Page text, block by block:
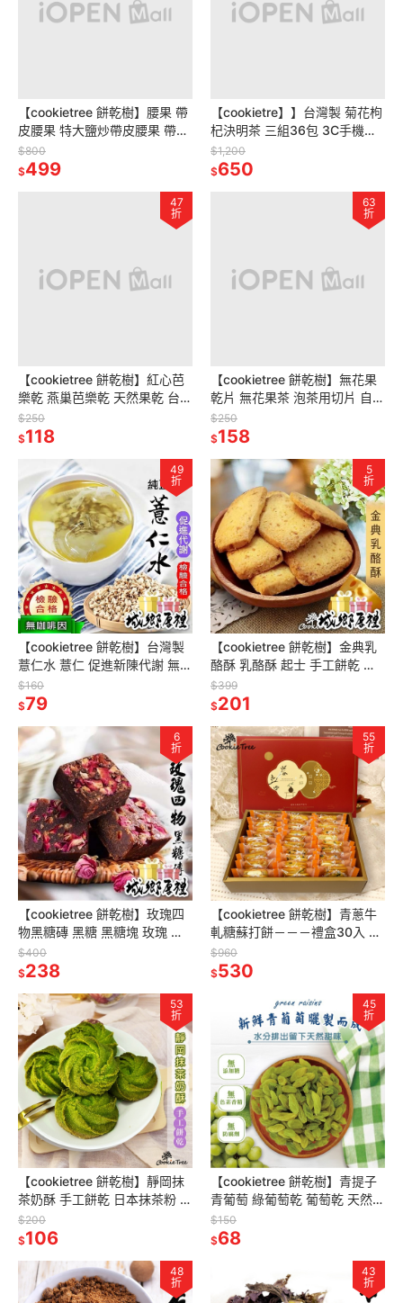
【cookietree 餅乾樹】腰果 帶
皮腰果 特大鹽炒帶皮腰果 帶膜
腰果 非油炸 低溫烘焙 營養豐富
越南
$800
$499
【cookietre】】台灣製 菊花枸
杞決明茶 三組36包 3C手機必
備 苗栗杭菊 無硫三角茶包枸杞
決明子天然養生
$1,200
$650
47
折
【cookietree 餅乾樹】紅心芭
樂乾 燕巢芭樂乾 天然果乾 台灣
製造 低溫烘焙 新鮮製作
$250
$118
63
折
【cookietree 餅乾樹】無花果
乾片 無花果茶 泡茶用切片 自然
風乾 無農藥 純天然 無防腐 當
季鮮貨
$250
$158
49
折
【cookietree 餅乾樹】台灣製
薏仁水 薏仁 促進新陳代謝 無咖
啡因 檢驗合格 無打碎 天然養生
新鮮烘焙 茶包
$160
$79
5
折
【cookietree 餅乾樹】金典乳
酪酥 乳酪酥 起士 手工餅乾 曲
奇餅乾 天然奶油 新鮮烘焙 無防
腐劑 無香料
$399
$201
6
折
【cookietree 餅乾樹】玫瑰四
物黑糖磚 黑糖 黑糖塊 玫瑰 四
季皆宜 滋補養身 台灣製造
$400
$238
55
折
【cookietree 餅乾樹】青蔥牛
軋糖蘇打餅－－－禮盒30入 ❤
低糖軟Q 天然手作❤(五辛素)
$960
$530
53
折
【cookietree 餅乾樹】靜岡抹
茶奶酥 手工餅乾 日本抹茶粉 抹
茶 曲奇 減糖配方 純天然 無防
腐劑 新鮮烘焙
$200
$106
45
折
【cookietree 餅乾樹】青提子
青葡萄 綠葡萄乾 葡萄乾 天然果
乾 無加糖 無添加 無麩質
$150
$68
48
折
43
折